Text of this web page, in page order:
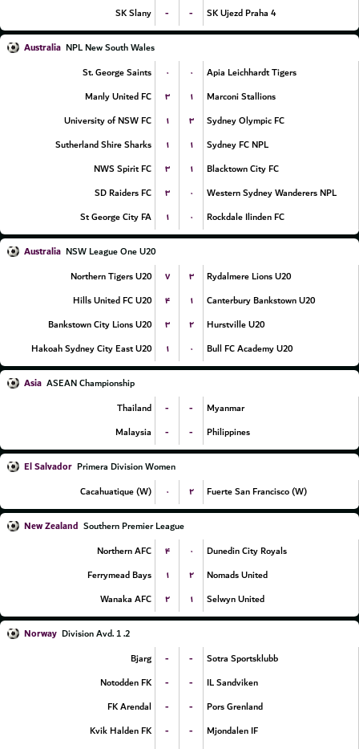
SK Slany
- - SK Ujezd Praha 4
Australia NPL New South Wales
St. George Saints
۰ ۰
Apia Leichhardt Tigers
Manly United FC
۳ ۱
Marconi Stallions
University of NSW FC
۱ ۳
Sydney Olympic FC
Sutherland Shire Sharks
۱ ۱
Sydney FC NPL
NWS Spirit FC
۳ ۱
Blacktown City FC
SD Raiders FC
۳ ۰
Western Sydney Wanderers NPL
St George City FA
۱ ۰ Rockdale Ilinden FC
Australia NSW League One U20
Northern Tigers U20
۷ ۳
Rydalmere Lions U20
Hills United FC U20
۴ ۱
Canterbury Bankstown U20
Bankstown City Lions U20
۳ ۲
Hurstville U20
Hakoah Sydney City East U20
۱ ۰ Bull FC Academy U20
Asia ASEAN Championship
Thailand
- -
Myanmar
Malaysia
- - Philippines
El Salvador Primera Division Women
Cacahuatique (W)
۰ ۲ Fuerte San Francisco (W)
New Zealand Southern Premier League
Northern AFC
۴ ۰
Dunedin City Royals
Ferrymead Bays
۱ ۲
Nomads United
Wanaka AFC
۲ ۱ Selwyn United
Norway
2. Division Avd. 1
Bjarg
- -
Sotra Sportsklubb
Notodden FK
- -
IL Sandviken
FK Arendal
- -
Pors Grenland
Kvik Halden FK
- -
Mjondalen IF